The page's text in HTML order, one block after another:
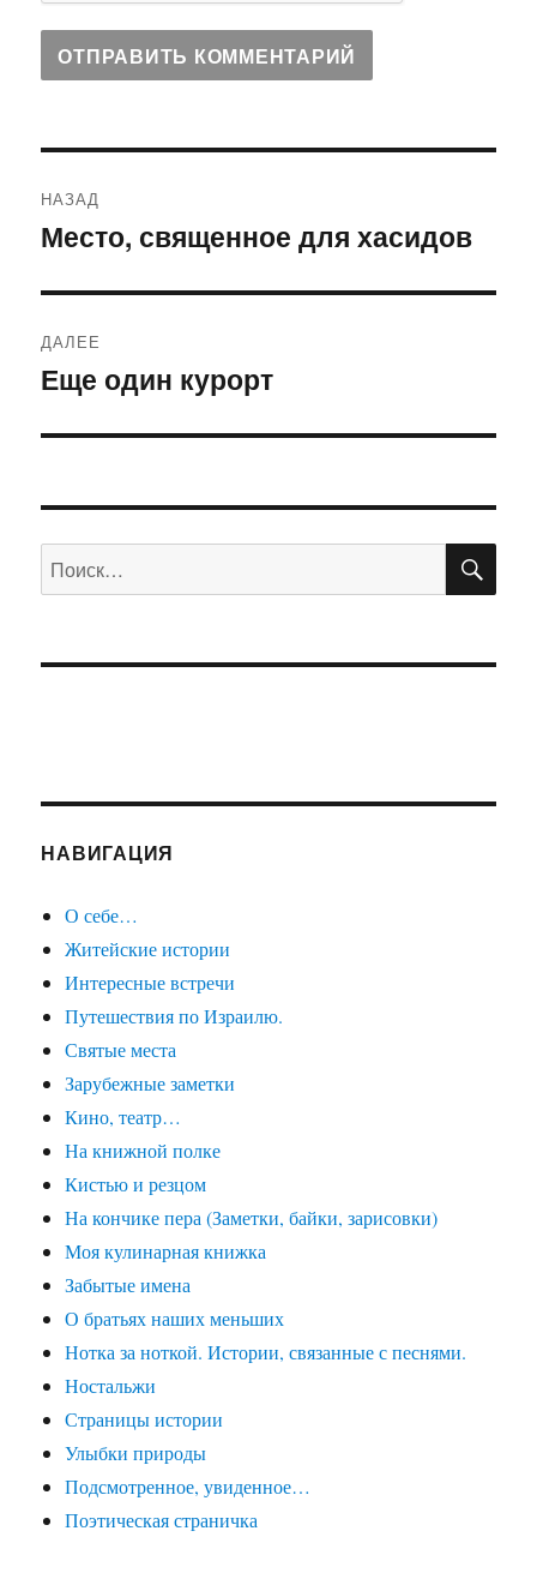
по
НАЗАД
Предыдущая
Место, священное для хасидов
ДАЛЕЕ
Следующая
Еще один курорт
Искать:
НАВИГАЦИЯ
О себе…
Житейские истории
Интересные встречи
Путешествия по Израилю.
Святые места
Зарубежные заметки
Кино, театр…
На книжной полке
Кистью и резцом
На кончике пера (Заметки, байки, зарисовки)
Моя кулинарная книжка
Забытые имена
О братьях наших меньших
Нотка за ноткой. Истории, связанные с песнями.
Ностальжи
Страницы истории
Улыбки природы
Подсмотренное, увиденное…
Поэтическая страничка